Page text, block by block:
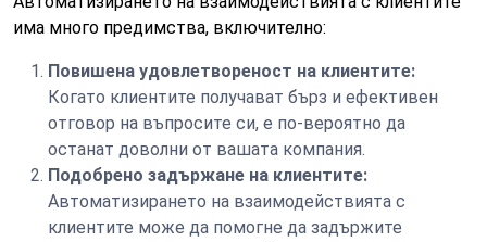
има много предимства, включително:
Повишена удовлетвореност на клиентите:
Когато клиентите получават бърз и ефективен
отговор на въпросите си, е по-вероятно да
останат доволни от вашата компания.
Подобрено задържане на клиентите:
Автоматизирането на взаимодействията с
клиентите може да помогне да задържите